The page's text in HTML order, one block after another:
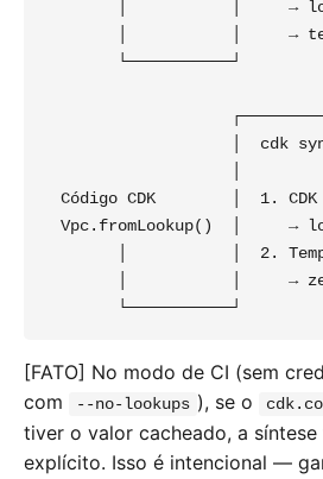
│           │     →
│           │     →
        └───────────┘
│  cdk
Código CDK        │  1.
Vpc.fromLookup()  │     →
│           │  2.
│           │     →
[FATO] No modo de CI (sem
com
--no-lookups ), se o
tiver o valor cacheado, a
explícito. Isso é intencional —